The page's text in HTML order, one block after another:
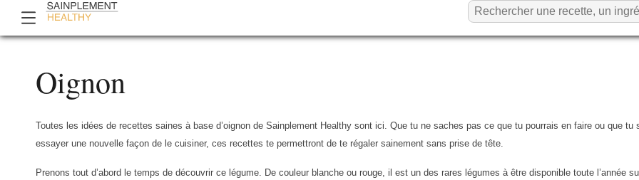
Oignon
Toutes les idées de recettes saines à base d’oignon de Sainplement Healthy sont ici. Que tu ne saches pas ce que tu pourrais en faire ou que tu
essayer une nouvelle façon de le cuisiner, ces recettes te permettront de te régaler sainement sans prise de tête.
Prenons tout d’abord le temps de découvrir ce légume. De couleur blanche ou rouge, il est un des rares légumes à être disponible toute l’année